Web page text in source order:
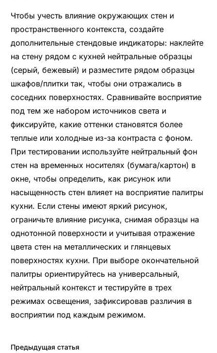
Чтобы учесть влияние окружающих стен и
пространственного контекста, создайте
дополнительные стендовые индикаторы: наклейте
на стену рядом с кухней нейтральные образцы
(серый, бежевый) и разместите рядом образцы
шкафов/плитки так, чтобы они отражались в
соседних поверхностях. Сравнивайте восприятие
под тем же набором источников света и
фиксируйте, какие оттенки становятся более
теплые или холодные из-за контраста с фоном.
При тестировании используйте нейтральный фон
стен на временных носителях (бумага/картон) в
окне, чтобы определить, как рисунок или
насыщенность стен влияет на восприятие палитры
кухни. Если стены имеют яркий рисунок,
ограничьте влияние рисунка, снимая образцы на
однотонной поверхности и учитывая отражение
цвета стен на металлических и глянцевых
поверхностях кухни. При выборе окончательной
палитры ориентируйтесь на универсальный,
нейтральный контекст и тестируйте в трех
режимах освещения, зафиксировав различия в
восприятии под каждым режимом.
Предыдущая статья